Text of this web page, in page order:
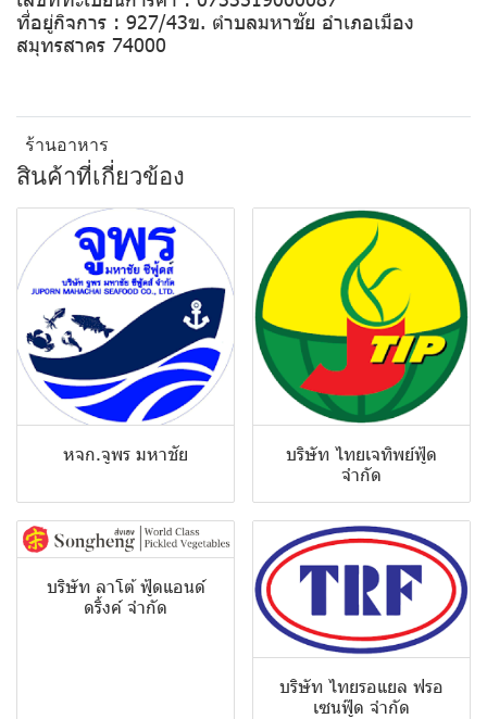
ที่อยู่กิจการ : 927/43ข. ตำบลมหาชัย อำเภอเมือง
สมุทรสาคร 74000
ร้านอาหาร
สินค้าที่เกี่ยวข้อง
หจก.จูพร มหาชัย
บริษัท ไทยเจทิพย์ฟู้ด
จำกัด
บริษัท ลาโต้ ฟู้ดแอนด์
ดริ้งค์ จำกัด
บริษัท ไทยรอแยล ฟรอ
เซนฟู๊ด จำกัด